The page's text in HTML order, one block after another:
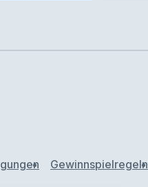
Gewinnspielregeln